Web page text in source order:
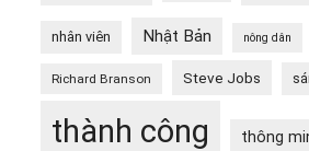
nhân viên Nhật Bản nông dân
Richard Branson Steve Jobs
thành công thông